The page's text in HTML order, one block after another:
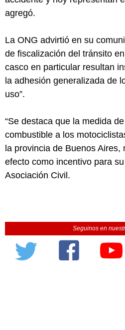
agregó.
La ONG advirtió en su
de fiscalización del tránsito
casco en particular resultan
la adhesión generalizada de
uso”.
“Se destaca que la medida
combustible a los
la provincia de Buenos Aires,
efecto como incentivo para
Asociación Civil.
Seguinos en